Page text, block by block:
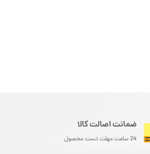
ضمانت اصالت کالا
24 ساعت مهلت تست محصول